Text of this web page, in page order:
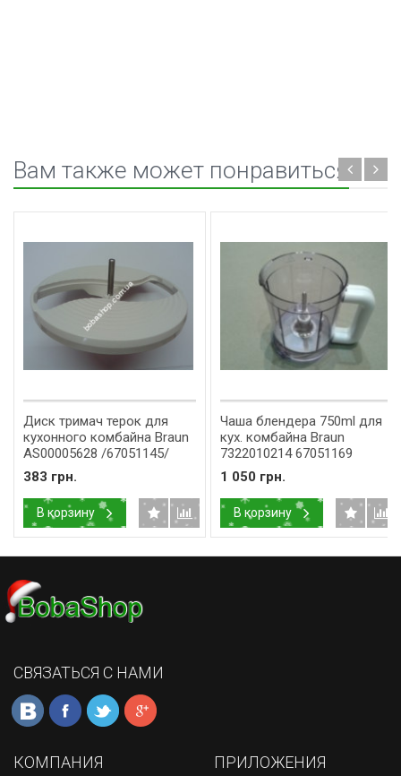
Вам также может понравиться
Диск тримач терок для
кухонного комбайна Braun
AS00005628 /67051145/
383 грн.
В корзину
Чаша блендера 750ml для
кух. комбайна Braun
7322010214 67051169
1 050 грн.
В корзину
СВЯЗАТЬСЯ С НАМИ
КОМПАНИЯ ПРИЛОЖЕНИЯ